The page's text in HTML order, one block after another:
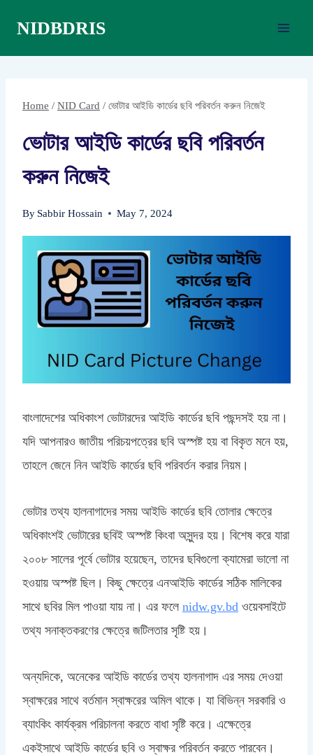
content
NIDBDRIS
Home / NID Card / ভোটার আইডি কার্ডের ছবি পরিবর্তন করুন নিজেই
ভোটার আইডি কার্ডের ছবি পরিবর্তন
করুন নিজেই
By Sabbir Hossain May 7, 2024
বাংলাদেশের অধিকাংশ ভোটারদের আইডি কার্ডের ছবি পছন্দসই হয় না।
যদি আপনারও জাতীয় পরিচয়পত্রের ছবি অস্পষ্ট হয় বা বিকৃত মনে হয়,
তাহলে জেনে নিন আইডি কার্ডের ছবি পরিবর্তন করার নিয়ম।
ভোটার তথ্য হালনাগাদের সময় আইডি কার্ডের ছবি তোলার ক্ষেত্রে
অধিকাংশই ভোটারের ছবিই অস্পষ্ট কিংবা অসুন্দর হয়। বিশেষ করে যারা
২০০৮ সালের পূর্বে ভোটার হয়েছেন, তাদের ছবিগুলো ক্যামেরা ভালো না
হওয়ায় অস্পষ্ট ছিল। কিছু ক্ষেত্রে এনআইডি কার্ডের সঠিক মালিকের
সাথে ছবির মিল পাওয়া যায় না। এর ফলে nidw.gv.bd ওয়েবসাইটে
তথ্য সনাক্তকরণের ক্ষেত্রে জটিলতার সৃষ্টি হয়।
অন্যদিকে, অনেকের আইডি কার্ডের তথ্য হালনাগাদ এর সময় দেওয়া
স্বাক্ষরের সাথে বর্তমান স্বাক্ষরের অমিল থাকে। যা বিভিন্ন সরকারি ও
ব্যাংকিং কার্যক্রম পরিচালনা করতে বাধা সৃষ্টি করে। এক্ষেত্রে
একইসাথে আইডি কার্ডের ছবি ও স্বাক্ষর পরিবর্তন করতে পারবেন।